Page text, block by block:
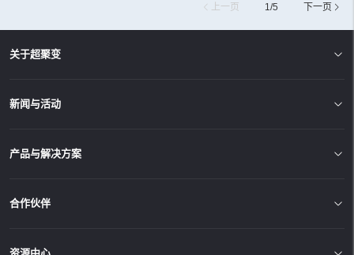
上一页 1/5 下一页
关于超聚变
新闻与活动
产品与解决方案
合作伙伴